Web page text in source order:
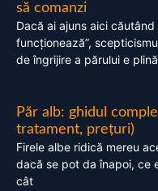
să comanzi
Dacă ai ajuns aici căutând
funcționează”,
de îngrijire a părului e
Păr alb: ghidul
tratament, prețuri)
Firele albe ridică mereu
dacă se pot da înapoi, ce
cât